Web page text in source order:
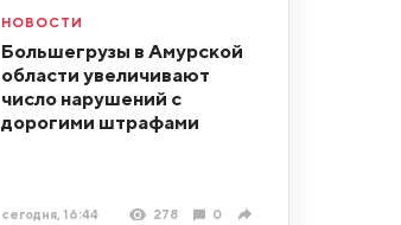
НОВОСТИ
Большегрузы в Амурской
области увеличивают
число нарушений с
дорогими штрафами
сегодня, 16:44 278 0